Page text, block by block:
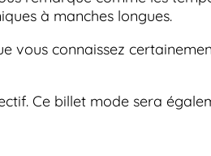
à manches longues.
vous connaissez
Ce billet mode sera